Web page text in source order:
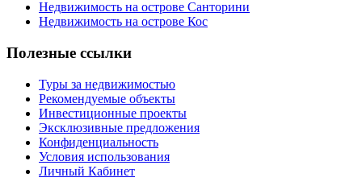
Недвижимость на острове Санторини
Недвижимость на острове Кос
Полезные ссылки
Туры за недвижимостью
Рекомендуемые объекты
Инвестиционные проекты
Эксклюзивные предложения
Конфиденциальность
Условия использования
Личный Кабинет